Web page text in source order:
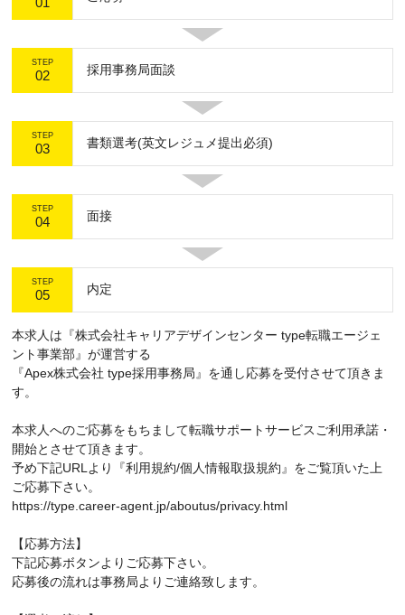
STEP
02 採用事務局面談
STEP
03 書類選考(英文レジュメ提出必須)
STEP
04 面接
STEP
05 内定
本求人は『株式会社キャリアデザインセンター type転職エージェ
ント事業部』が運営する
『Apex株式会社 type採用事務局』を通し応募を受付させて頂きま
す。
本求人へのご応募をもちまして転職サポートサービスご利用承諾・
開始とさせて頂きます。
予め下記URLより『利用規約/個人情報取扱規約』をご覧頂いた上
ご応募下さい。
https://type.career-agent.jp/aboutus/privacy.html
【応募方法】
下記応募ボタンよりご応募下さい。
応募後の流れは事務局よりご連絡致します。